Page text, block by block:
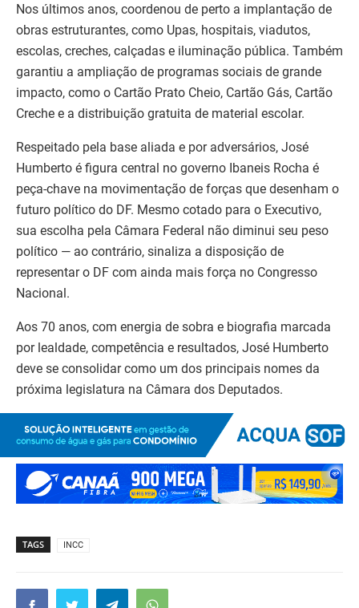
Nos últimos anos, coordenou de perto a implantação de
obras estruturantes, como Upas, hospitais, viadutos,
escolas, creches, calçadas e iluminação pública. Também
garantiu a ampliação de programas sociais de grande
impacto, como o Cartão Prato Cheio, Cartão Gás, Cartão
Creche e a distribuição gratuita de material escolar.
Respeitado pela base aliada e por adversários, José
Humberto é figura central no governo Ibaneis Rocha é
peça-chave na movimentação de forças que desenham o
futuro político do DF. Mesmo cotado para o Executivo,
sua escolha pela Câmara Federal não diminui seu peso
político — ao contrário, sinaliza a disposição de
representar o DF com ainda mais força no Congresso
Nacional.
Aos 70 anos, com energia de sobra e biografia marcada
por lealdade, competência e resultados, José Humberto
deve se consolidar como um dos principais nomes da
próxima legislatura na Câmara dos Deputados.
TAGS INCC